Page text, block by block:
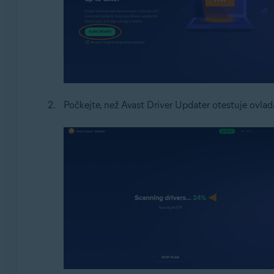
Počkejte, než Avast Driver Updater otestuje